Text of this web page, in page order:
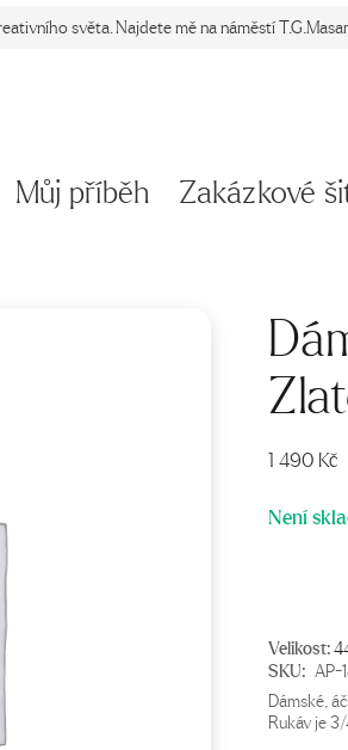
světa. Najdete mě na náměstí
Můj příběh Zakázkové
1 490 Kč
Není
Velikost:
SKU: AP-
Dámské,
Rukáv je